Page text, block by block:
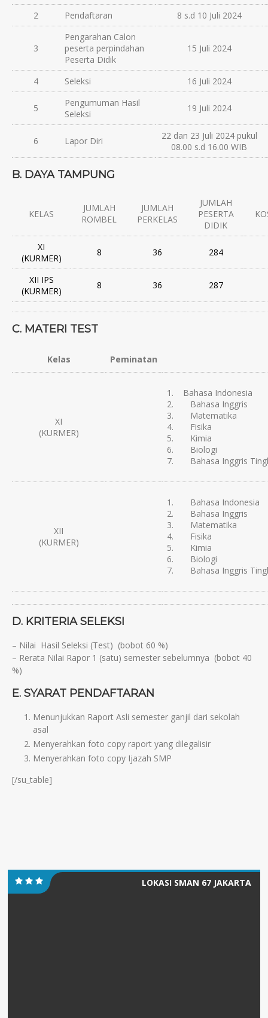
2 Pendaftaran 8 s.d 10 Juli 2024
3
Pengarahan Calon
peserta perpindahan
Peserta Didik
15 Juli 2024
4 Seleksi 16 Juli 2024
5
Pengumuman Hasil
Seleksi
19 Juli 2024
6 Lapor Diri
22 dan 23 Juli 2024 pukul
08.00 s.d 16.00 WIB
B. DAYA TAMPUNG
KELAS
JUMLAH
ROMBEL
JUMLAH
PERKELAS
JUMLAH
PESERTA
DIDIK
XI
(KURMER)
8 36 284
XII IPS
(KURMER)
8 36 287
C. MATERI TEST
Kelas Peminatan
XI
(KURMER)
1. Bahasa Indonesia
2. Bahasa Inggris
3. Matematika
4. Fisika
5. Kimia
6. Biologi
7. Bahasa Inggris
XII
(KURMER)
1. Bahasa Indonesia
2. Bahasa Inggris
3. Matematika
4. Fisika
5. Kimia
6. Biologi
7. Bahasa Inggris
D. KRITERIA SELEKSI
– Nilai Hasil Seleksi (Test) (bobot 60 %)
– Rerata Nilai Rapor 1 (satu) semester sebelumnya (bobot 40
%)
E. SYARAT PENDAFTARAN
Menunjukkan Raport Asli semester ganjil dari sekolah
asal
Menyerahkan foto copy raport yang dilegalisir
Menyerahkan foto copy Ijazah SMP
[/su_table]
LOKASI SMAN 67 JAKARTA